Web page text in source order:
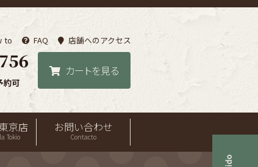
to FAQ 店舗へのアクセス
カートを見る
京店
Tokio
お問い合わせ
Contacto